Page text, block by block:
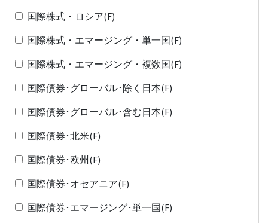
国際株式・ロシア(F)
国際株式・エマージング・単一国(F)
国際株式・エマージング・複数国(F)
国際債券･グローバル･除く日本(F)
国際債券･グローバル･含む日本(F)
国際債券･北米(F)
国際債券･欧州(F)
国際債券･オセアニア(F)
国際債券･エマージング･単一国(F)